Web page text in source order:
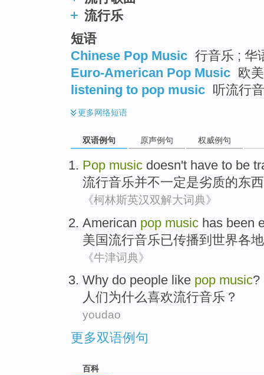
流行乐
短语
Chinese Pop Music 行音乐 ; 华
Euro-American Pop Music 欧
listening to pop music 听流行
更多网络短语
双语例句 原声例句 权威例句
Pop music doesn't have to be
流行音乐并不一定是劣质的东
《柯林斯英汉双解大词典》
American pop music has been
美国流行音乐已传播到 世界各地
《牛津词典》
Why do people like pop music?
人们为什么喜欢流行音乐？
youdao
更多双语例句
百科